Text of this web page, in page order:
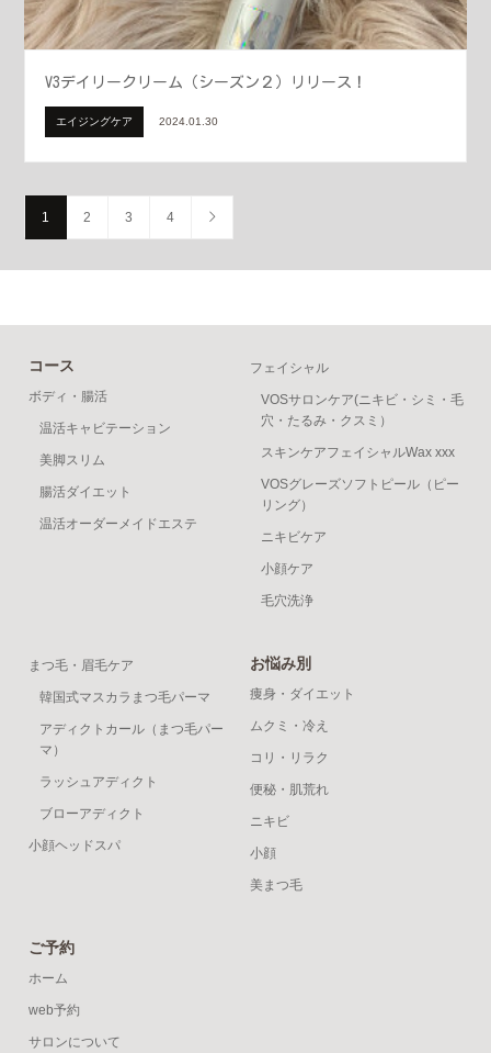
V3デイリークリーム（シーズン２）リリース！
エイジングケア 2024.01.30
1 2 3 4
コース
ボディ・腸活
温活キャビテーション
美脚スリム
腸活ダイエット
温活オーダーメイドエステ
フェイシャル
VOSサロンケア(ニキビ・シミ・毛
穴・たるみ・クスミ）
スキンケアフェイシャルWax xxx
VOSグレーズソフトピール（ピー
リング）
ニキビケア
小顔ケア
毛穴洗浄
まつ毛・眉毛ケア
韓国式マスカラまつ毛パーマ
アディクトカール（まつ毛パー
マ）
ラッシュアディクト
ブローアディクト
小顔ヘッドスパ
お悩み別
痩身・ダイエット
ムクミ・冷え
コリ・リラク
便秘・肌荒れ
ニキビ
小顔
美まつ毛
ご予約
ホーム
web予約
サロンについて